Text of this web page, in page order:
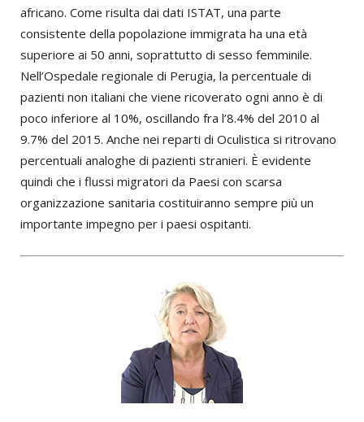
africano. Come risulta dai dati ISTAT, una parte
consistente della popolazione immigrata ha una età
superiore ai 50 anni, soprattutto di sesso femminile.
Nell’Ospedale regionale di Perugia, la percentuale di
pazienti non italiani che viene ricoverato ogni anno è di
poco inferiore al 10%, oscillando fra l’8.4% del 2010 al
9.7% del 2015. Anche nei reparti di Oculistica si ritrovano
percentuali analoghe di pazienti stranieri. È evidente
quindi che i flussi migratori da Paesi con scarsa
organizzazione sanitaria costituiranno sempre più un
importante impegno per i paesi ospitanti.